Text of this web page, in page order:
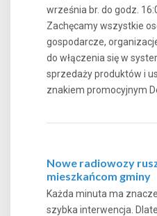
września br. do godz.
Zachęcamy wszystkie
gospodarcze,
do włączenia się w
sprzedaży produktów i
znakiem promocyjnym
Nowe radiowozy
mieszkańcom gminy
Każda minuta ma
szybka interwencja.